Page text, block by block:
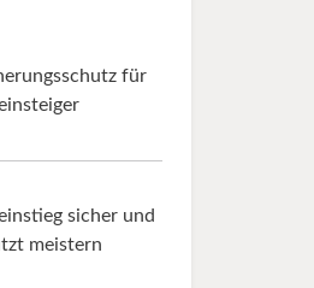
für
sicher und
meistern